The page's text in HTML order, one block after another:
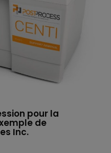
pour la
de
Inc.